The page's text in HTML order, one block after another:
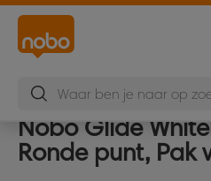
Nobo Glide
Ronde punt, Pak